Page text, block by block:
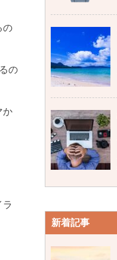
の
の
か
ラ
新着記事